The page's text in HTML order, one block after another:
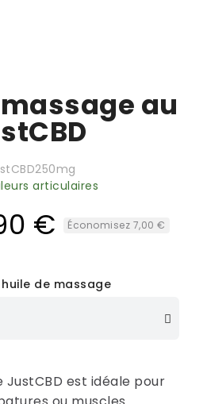
au
articulaires
€ Économisez 7,00 €
de massage
JustCBD est idéale pour